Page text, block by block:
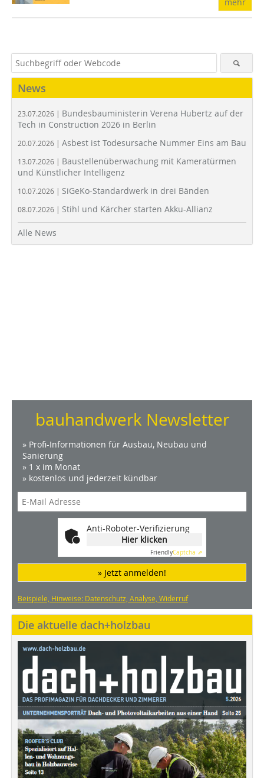
mehr
News
23.07.2026 | Bundesbauministerin Verena Hubertz auf der
Tech in Construction 2026 in Berlin
20.07.2026 | Asbest ist Todesursache Nummer Eins am Bau
13.07.2026 | Baustellenüberwachung mit Kameratürmen
und Künstlicher Intelligenz
10.07.2026 | SiGeKo-Standardwerk in drei Bänden
08.07.2026 | Stihl und Kärcher starten Akku-Allianz
Alle News
bauhandwerk Newsletter
» Profi-Informationen für Ausbau, Neubau und
Sanierung
» 1 x im Monat
» kostenlos und jederzeit kündbar
Anti-Roboter-Verifizierung
Hier klicken
FriendlyCaptcha ⇗
» Jetzt anmelden!
Beispiele, Hinweise: Datenschutz, Analyse, Widerruf
Die aktuelle dach+holzbau